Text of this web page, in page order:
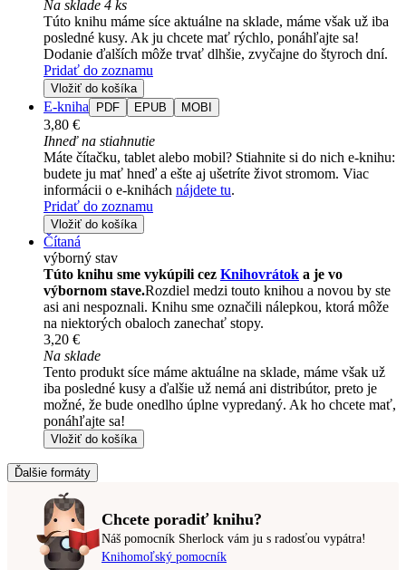
Na sklade 4 ks
Túto knihu máme síce aktuálne na sklade, máme však už iba
posledné kusy. Ak ju chcete mať rýchlo, ponáhľajte sa!
Dodanie ďalších môže trvať dlhšie, zvyčajne do štyroch dní.
Pridať do zoznamu
Vložiť do košíka
E-kniha PDF EPUB MOBI
3,80 €
Ihneď na stiahnutie
Máte čítačku, tablet alebo mobil? Stiahnite si do nich e-knihu:
budete ju mať hneď a ešte aj ušetríte život stromom. Viac
informácii o e-knihách nájdete tu.
Pridať do zoznamu
Vložiť do košíka
Čítaná
výborný stav
Túto knihu sme vykúpili cez Knihovrátok a je vo
výbornom stave.Rozdiel medzi touto knihou a novou by ste
asi ani nespoznali. Knihu sme označili nálepkou, ktorá môže
na niektorých obaloch zanechať stopy.
3,20 €
Na sklade
Tento produkt síce máme aktuálne na sklade, máme však už
iba posledné kusy a ďalšie už nemá ani distribútor, preto je
možné, že bude onedlho úplne vypredaný. Ak ho chcete mať,
ponáhľajte sa!
Vložiť do košíka
Ďalšie formáty
Chcete poradiť knihu?
Náš pomocník Sherlock vám ju s radosťou vypátra!
Knihomoľský pomocník